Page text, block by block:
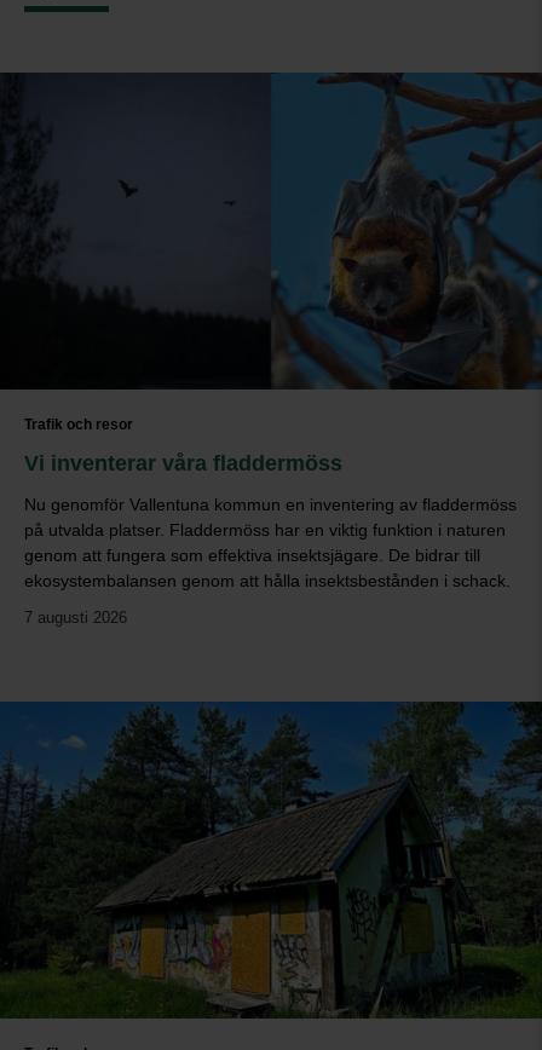
Trafik och resor
Vi inventerar våra fladdermöss
Nu genomför Vallentuna kommun en inventering av fladdermöss
på utvalda platser. Fladdermöss har en viktig funktion i naturen
genom att fungera som effektiva insektsjägare. De bidrar till
ekosystembalansen genom att hålla insektsbestånden i schack.
7 augusti 2026